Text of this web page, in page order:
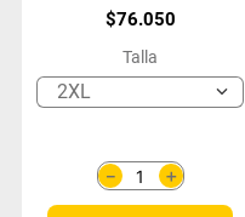
$76.050
Talla
2XL
＋
－